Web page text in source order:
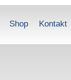
Shop Kontakt